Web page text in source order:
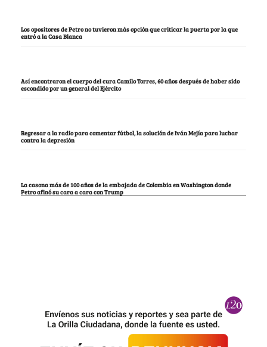
Los opositores de Petro no tuvieron más opción que criticar la puerta por la que
entró a la Casa Blanca
Así encontraron el cuerpo del cura Camilo Torres, 60 años después de haber sido
escondido por un general del Ejército
Regresar a la radio para comentar fútbol, la solución de Iván Mejía para luchar
contra la depresión
La casona más de 100 años de la embajada de Colombia en Washington donde
Petro afinó su cara a cara con Trump